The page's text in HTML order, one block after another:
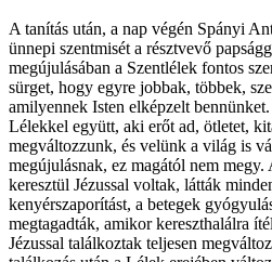
A tanítás után, a nap végén Spányi
ünnepi szentmisét a résztvevő
megújulásában a Szentlélek fontos
sürget, hogy egyre jobbak, többek,
amilyennek Isten elképzelt
Lélekkel együtt, aki erőt ad, ötletet,
megváltozzunk, és velünk a világ is
megújulásnak, ez magától nem
keresztül Jézussal voltak, látták
kenyérszaporítást, a betegek
megtagadták, amikor kereszthalálra
Jézussal találkoztak teljesen